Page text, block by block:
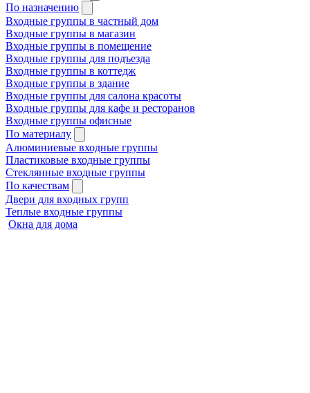
По назначению
Входные группы в частный дом
Входные группы в магазин
Входные группы в помещение
Входные группы для подъезда
Входные группы в коттедж
Входные группы в здание
Входные группы для салона красоты
Входные группы для кафе и ресторанов
Входные группы офисные
По материалу
Алюминиевые входные группы
Пластиковые входные группы
Стеклянные входные группы
По качествам
Двери для входных групп
Теплые входные группы
Окна для дома